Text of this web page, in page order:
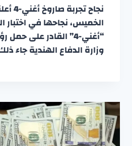
نجاح
الخميس، نجاحها في اختبار
“أغني-4” القادر على
وزارة الدفاع الهندية جاء